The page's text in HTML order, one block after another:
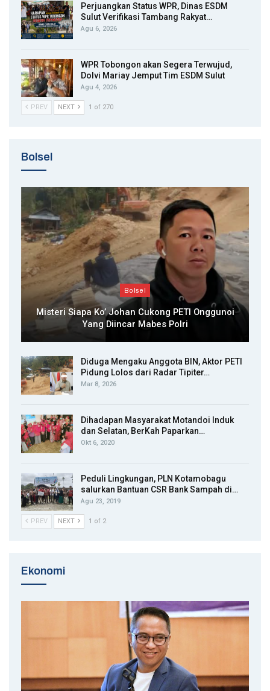
Perjuangkan Status WPR, Dinas ESDM
Sulut Verifikasi Tambang Rakyat…
Agu 6, 2026
WPR Tobongon akan Segera Terwujud,
Dolvi Mariay Jemput Tim ESDM Sulut
Agu 4, 2026
PREV NEXT 1 of 270
Bolsel
Bolsel
Misteri Siapa Ko’ Johan Cukong PETI Onggunoi
Yang Diincar Mabes Polri
Diduga Mengaku Anggota BIN, Aktor PETI
Pidung Lolos dari Radar Tipiter…
Mar 8, 2026
Dihadapan Masyarakat Motandoi Induk
dan Selatan, BerKah Paparkan…
Okt 6, 2020
Peduli Lingkungan, PLN Kotamobagu
salurkan Bantuan CSR Bank Sampah di…
Agu 23, 2019
PREV NEXT 1 of 2
Ekonomi